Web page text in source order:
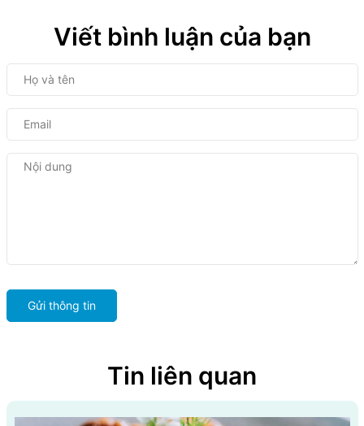
Viết bình luận của bạn
Gửi thông tin
Tin liên quan